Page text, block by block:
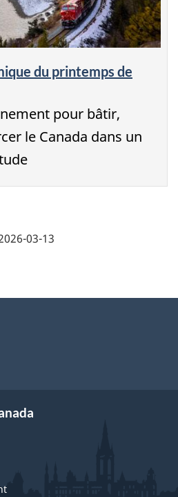
du printemps de
pour bâtir,
le Canada dans un
03-13